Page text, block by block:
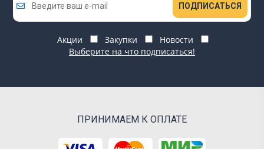
ПОДПИСАТЬСЯ
Акции Закупки
Новости
Выберите на что подписаться!
ПРИНИМАЕМ К ОПЛАТЕ